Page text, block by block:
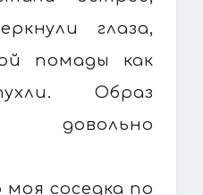
глаза,
помады как
Образ
довольно
соседка по